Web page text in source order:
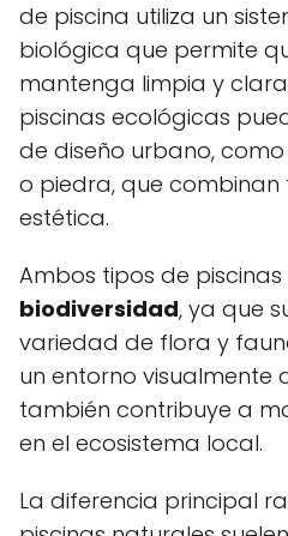
de piscina utiliza un
biológica que permite
mantenga limpia y
piscinas ecológicas
de diseño urbano,
o piedra, que
estética.
Ambos tipos de
biodiversidad, ya que
variedad de flora y
un entorno visualmente
también contribuye a
en el ecosistema local.
La diferencia principal